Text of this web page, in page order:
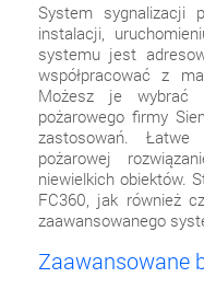
System sygnalizacji
instalacji,
systemu jest
współpracować z
Możesz je wybrać
pożarowego firmy
zastosowań.
pożarowej
niewielkich obiektów.
FC360, jak również
zaawansowanego
Zaawansowane